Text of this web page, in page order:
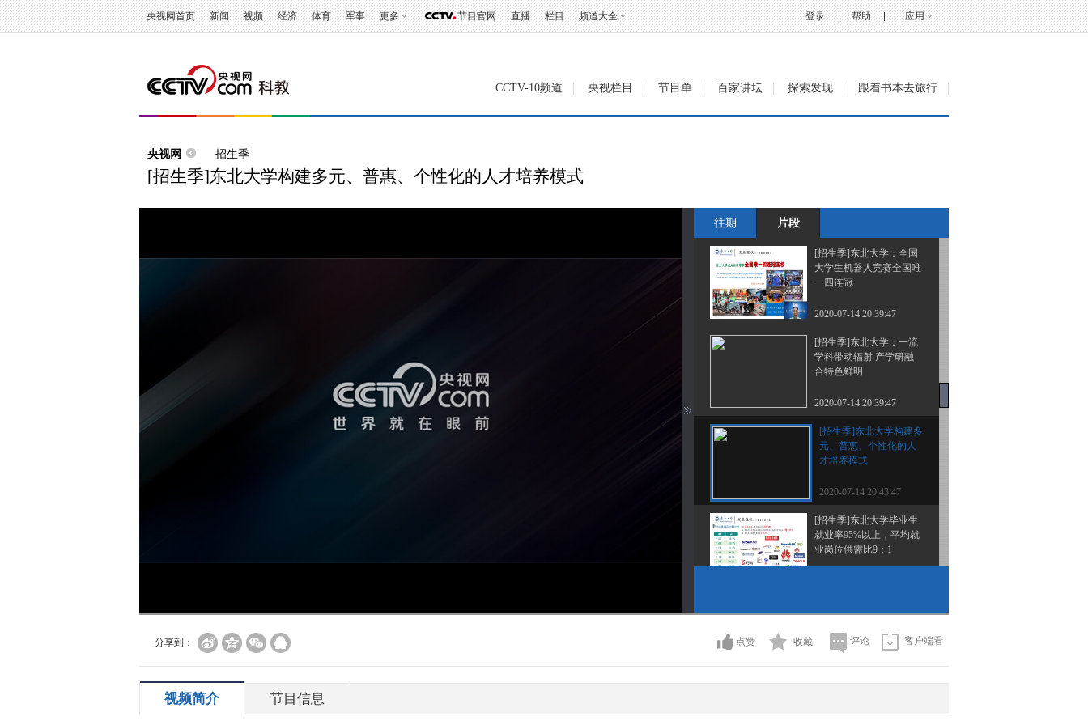
央视网首页 新闻 视频 经济 体育 军事 更多 节目官网 直播 栏目 频道大全 帮助 应用
登录
CCTV-10频道 央视栏目 节目单 百家讲坛 探索发现 跟着书本去旅行
央视网 招生季
[招生季]东北大学构建多元、普惠、个性化的人才培养模式
往期 片段
片
好，新同学
[招生季]东北大学：全国
大学生机器人竞赛全国唯
一四连冠
2020-07-14 20:39:47
[招生季]东北大学：一流
学科带动辐射 产学研融
合特色鲜明
2020-07-14 20:39:47
[招生季]东北大学构建多
元、普惠、个性化的人
才培养模式
2020-07-14 20:43:47
[招生季]东北大学毕业生
就业率95%以上，平均就
业岗位供需比9：1
培养
2020-07-14 20:45:47
师手把手教你填志愿、选
分享到： 点赞 收藏 评论 客户端看
视频简介 节目信息